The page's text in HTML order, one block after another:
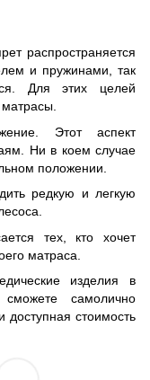
распространяется
и пружинами, так
Для этих целей
Этот аспект
Ни в коем случае
положении.
редкую и легкую
тех, кто хочет
матраса.
изделия в
сможете самолично
доступная стоимость